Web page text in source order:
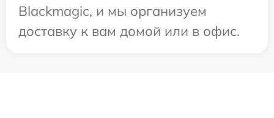
Blackmagic, и мы организуем
доставку к вам домой или в офис.